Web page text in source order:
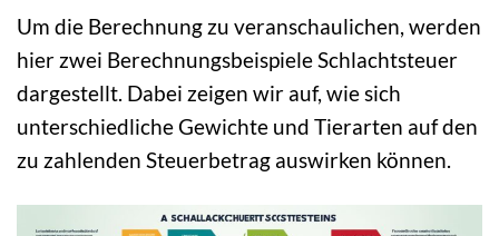
Um die Berechnung zu veranschaulichen, werden
hier zwei Berechnungsbeispiele Schlachtsteuer
dargestellt. Dabei zeigen wir auf, wie sich
unterschiedliche Gewichte und Tierarten auf den
zu zahlenden Steuerbetrag auswirken können.